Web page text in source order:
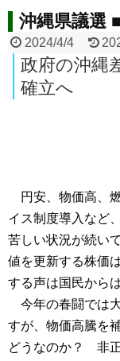
沖縄県議選
2024/4/4
政府の沖縄
確立へ
円安、物価高、
イス制度導入など
苦しい状況が続い
値を更新する株価
する声は国民から
今年の春闘では
すが、物価高騰を
どうなのか？ 非